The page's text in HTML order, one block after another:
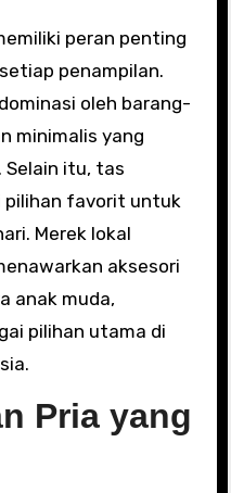
peran penting
penampilan.
oleh barang-
minimalis yang
Selain itu, tas
pilihan favorit untuk
Merek lokal
aksesori
anak muda,
pilihan utama di
Pria yang